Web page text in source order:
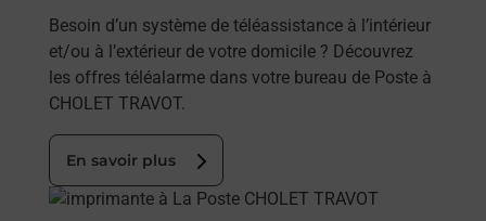
Besoin d’un système de téléassistance à l’intérieur
et/ou à l’extérieur de votre domicile ? Découvrez
les offres téléalarme dans votre bureau de Poste à
CHOLET TRAVOT.
En savoir plus
En savoir plus